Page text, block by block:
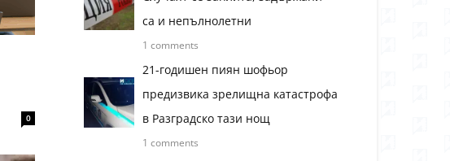
0
са и непълнолетни
1 comments
21-годишен пиян шофьор
предизвика зрелищна катастрофа
в Разградско тази нощ
1 comments